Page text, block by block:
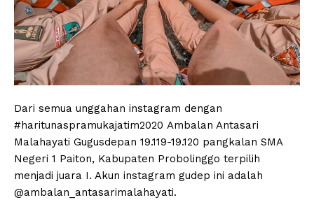
Dari semua unggahan instagram dengan
#haritunaspramukajatim2020 Ambalan Antasari
Malahayati Gugusdepan 19.119-19.120 pangkalan SMA
Negeri 1 Paiton, Kabupaten Probolinggo terpilih
menjadi juara I. Akun instagram gudep ini adalah
@ambalan_antasarimalahayati.